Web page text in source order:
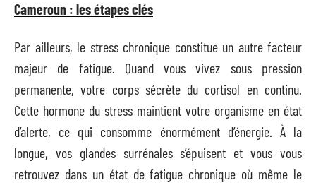
Cameroun : les étapes clés
Par ailleurs, le stress chronique constitue un autre facteur
majeur de fatigue. Quand vous vivez sous pression
permanente, votre corps sécrète du cortisol en continu.
Cette hormone du stress maintient votre organisme en état
d’alerte, ce qui consomme énormément d’énergie. À la
longue, vos glandes surrénales s’épuisent et vous vous
retrouvez dans un état de fatigue chronique où même le